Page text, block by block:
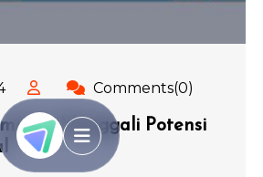
Comments(0)
Menggali Potensi